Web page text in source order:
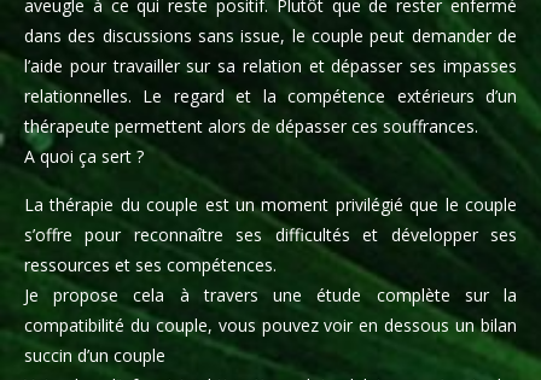
aveugle à ce qui reste positif. Plutôt que de rester enfermé
dans des discussions sans issue, le couple peut demander de
l’aide pour travailler sur sa relation et dépasser ses impasses
relationnelles. Le regard et la compétence extérieurs d’un
thérapeute permettent alors de dépasser ces souffrances.
A quoi ça sert ?
La thérapie du couple est un moment privilégié que le couple
s’offre pour reconnaître ses difficultés et développer ses
ressources et ses compétences.
Je propose cela à travers une étude complète sur la
compatibilité du couple, vous pouvez voir en dessous un bilan
succin d’un couple